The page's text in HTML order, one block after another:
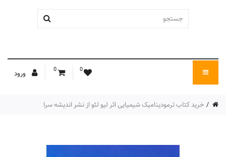
0
0 ورود
خرید کتاب ترمودینامیک شیمیایی اثر لیو لئو از نشر اندیشه سرا